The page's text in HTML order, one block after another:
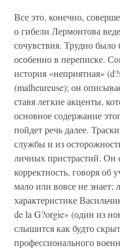
Все это, конечно,
о гибели Лермонтова
сочувствия. Трудно
особенно в переписке.
история «неприятная»
(malheureuse); он
ставя легкие акценты,
основное содержание
пойдет речь далее.
службы и из
личных пристрастий. Он
корректность, говоря об
мало или вовсе не
характеристике
de la G?orgie» (один из
слышится как будто
профессионального